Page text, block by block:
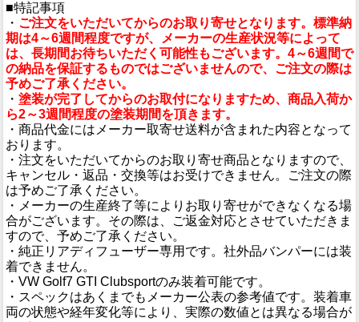
■特記事項
・ ご注文をいただいてからのお取り寄せとなります。標準納
期は4～6週間程度ですが、メーカーの生産状況等によって
は、長期間お待ちいただく可能性もございます。4～6週間で
の納品を保証するものではございませんので、ご注文の際は
予めご了承ください。
・ 塗装が完了してからのお取付になりますため、商品入荷か
ら2～3週間程度の塗装期間を頂きます。
・商品代金にはメーカー取寄せ送料が含まれた内容となって
おります。
・注文をいただいてからのお取り寄せ商品となりますので、
キャンセル・返品・交換等はお受けできません。ご注文の際
は予めご了承ください。
・メーカーの生産終了等によりお取り寄せができなくなる場
合がございます。その際は、ご返金対応とさせていただきま
すので、予めご了承ください。
・純正リアディフューザー専用です。社外品バンパーには装
着できません。
・VW Golf7 GTI Clubsportのみ装着可能です。
・スペックはあくまでもメーカー公表の参考値です。装着車
両の状態や経年変化等により、実際の数値とは異なる場合が